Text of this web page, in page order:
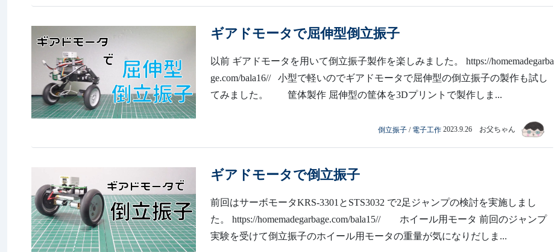
ギアドモータで屈伸型倒立振子
以前 ギアドモータを用いて倒立振子製作を楽しみました。 https://homemadegarba
ge.com/bala16// 小型で軽いのでギアドモータで屈伸型の倒立振子の製作も試し
てみました。 筐体製作 屈伸型の筐体を3Dプリントで製作しま...
倒立振子 / 電子工作 2023.9.26 お父ちゃん
ギアドモータで倒立振子
前回はサーボモータKRS-3301とSTS3032 で2足ジャンプの検討を実施しまし
た。 https://homemadegarbage.com/bala15// ホイール用モータ 前回のジャンプ
実験を受けて倒立振子のホイール用モータの重量が気になりだしま...